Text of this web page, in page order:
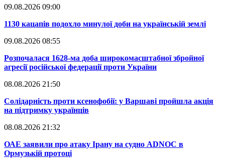
09.08.2026 09:00
​1130 кацапів подохло минулої доби на українській землі
09.08.2026 08:55
​Розпочалася 1628-ма доба широкомасштабної збройної
агресії російської федерації проти України
08.08.2026 21:50
​Солідарність проти ксенофобії: у Варшаві пройшла акція
на підтримку українців
08.08.2026 21:32
​ОАЕ заявили про атаку Ірану на судно ADNOC в
Ормузькій протоці